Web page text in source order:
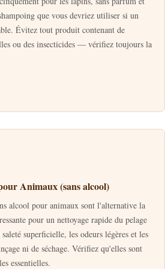
que vous devriez utiliser si un
Évitez tout produit contenant de
ou des insecticides — vérifiez toujours la
Animaux (sans alcool)
alcool pour animaux sont l'alternative la
pour un nettoyage rapide du pelage
superficielle, les odeurs légères et les
ni de séchage. Vérifiez qu'elles sont
essentielles.